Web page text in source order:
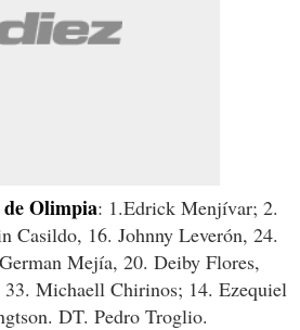
Olimpia: 1.Edrick Menjívar; 2.
Casildo, 16. Johnny Leverón, 24.
Mejía, 20. Deiby Flores,
Michaell Chirinos; 14. Ezequiel
DT. Pedro Troglio.